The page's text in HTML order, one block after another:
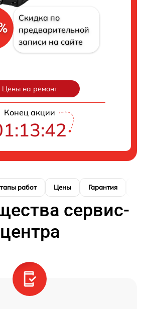
Скидка по
предварительной
записи на сайте
Цены на ремонт
Конец акции
работ Цены Гарантия
сервис-
центра